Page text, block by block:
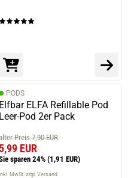
PODS
Elfbar ELFA Refillable Pod
Leer-Pod 2er Pack
Preis 7,90 EUR
EUR
sparen 24% (1,91 EUR)
MwSt. zzgl. Versand